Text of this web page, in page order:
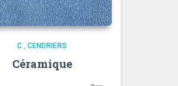
C , CENDRIERS
Céramique